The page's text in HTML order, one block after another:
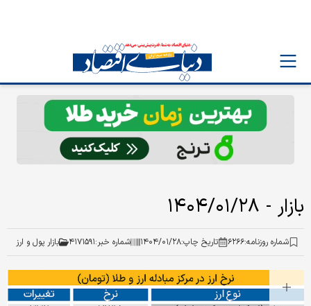
بازار - ۱۴۰۴/۰۱/۲۸
شماره روزنامه:۶۲۶۶ تاریخ چاپ:۱۴۰۴/۰۱/۲۸ شماره خبر:۴۱۷۱۵۹۱ بازار پول و ارز